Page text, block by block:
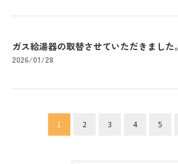
ガス給湯器の取替させていただきました。
2026/01/28
1 2 3 4 5